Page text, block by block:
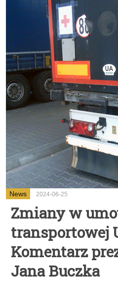
News 2024-06-25
Zmiany w
transportowej
Komentarz
Jana Buczka